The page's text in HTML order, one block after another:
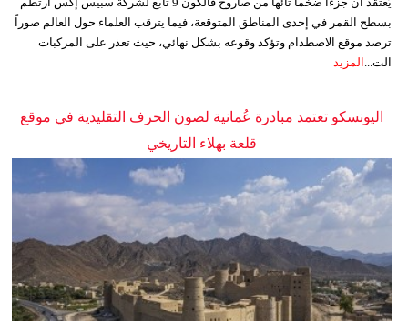
بسطح القمر في إحدى المناطق المتوقعة، فيما يترقب العلماء حول العالم صوراً
ترصد موقع الاصطدام وتؤكد وقوعه بشكل نهائي، حيث تعذر على المركبات
الت... المزيد
اليونسكو تعتمد مبادرة عُمانية لصون الحرف التقليدية في موقع
قلعة بهلاء التاريخي